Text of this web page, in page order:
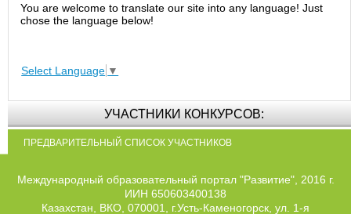
You are welcome to translate our site into any language! Just
chose the language below!
Select Language ▼
УЧАСТНИКИ КОНКУРСОВ:
ПРЕДВАРИТЕЛЬНЫЙ СПИСОК УЧАСТНИКОВ
Международный образовательный портал "Развитие", 2016 г.
ИИН 650603400138
Казахстан, ВКО, 070001, г.Усть-Каменогорск, ул. 1-я